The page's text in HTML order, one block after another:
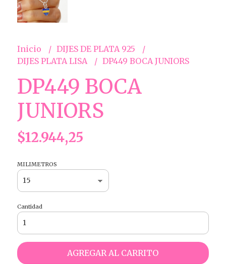
Inicio
DIJES DE PLATA 925
DIJES PLATA LISA
DP449 BOCA JUNIORS
DP449 BOCA
JUNIORS
$12.944,25
MILIMETROS
Cantidad
AGREGAR AL CARRITO